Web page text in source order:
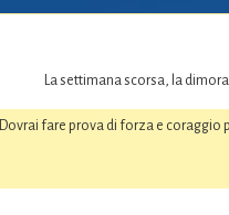
La settimana scorsa, la
Dovrai fare prova di forza e coraggio